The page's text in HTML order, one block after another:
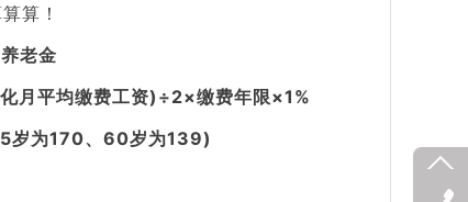
算！
老金
月平均缴费工资)÷2×缴费年限×1%
岁为170、60岁为139)